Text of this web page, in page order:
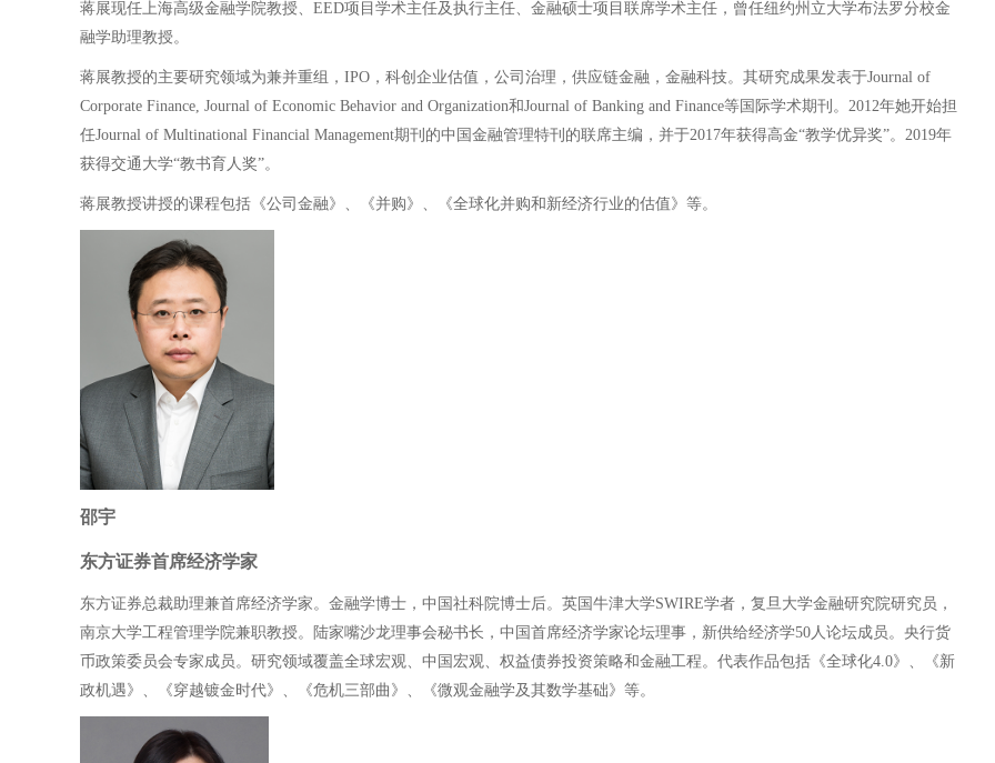
蒋展现任上海高级金融学院教授、EED项目学术主任及执行主任、金融硕士项目联席学术主任，曾任纽约州立大学布法罗分校金
融学助理教授。
蒋展教授的主要研究领域为兼并重组，IPO，科创企业估值，公司治理，供应链金融，金融科技。其研究成果发表于Journal of
Corporate Finance, Journal of Economic Behavior and Organization和Journal of Banking and Finance等国际学术期刊。2012年她开始担
任Journal of Multinational Financial Management期刊的中国金融管理特刊的联席主编，并于2017年获得高金“教学优异奖”。2019年
获得交通大学“教书育人奖”。
蒋展教授讲授的课程包括《公司金融》、《并购》、《全球化并购和新经济行业的估值》等。
邵宇
东方证券首席经济学家
东方证券总裁助理兼首席经济学家。金融学博士，中国社科院博士后。英国牛津大学SWIRE学者，复旦大学金融研究院研究员，
南京大学工程管理学院兼职教授。陆家嘴沙龙理事会秘书长，中国首席经济学家论坛理事，新供给经济学50人论坛成员。央行货
币政策委员会专家成员。研究领域覆盖全球宏观、中国宏观、权益债券投资策略和金融工程。代表作品包括《全球化4.0》、《新
政机遇》、《穿越镀金时代》、《危机三部曲》、《微观金融学及其数学基础》等。